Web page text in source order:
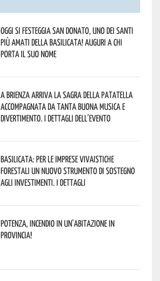
Oggi si festeggia San Donato, uno dei Santi
più amati della Basilicata! Auguri a chi
porta il suo nome
A Brienza arriva la Sagra della Patatella
accompagnata da tanta buona musica e
divertimento. I dettagli dell’evento
Basilicata: per le imprese vivaistiche
forestali un nuovo strumento di sostegno
agli investimenti. I dettagli
Potenza, incendio in un’abitazione in
provincia!